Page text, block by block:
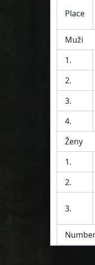
Place
Muži
1.
2.
3.
4.
Ženy
1.
2.
3.